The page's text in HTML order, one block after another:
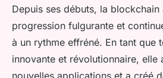
Depuis ses débuts, la blockchain
progression fulgurante et
à un rythme effréné. En tant que
innovante et révolutionnaire, elle
nouvelles applications et a créé